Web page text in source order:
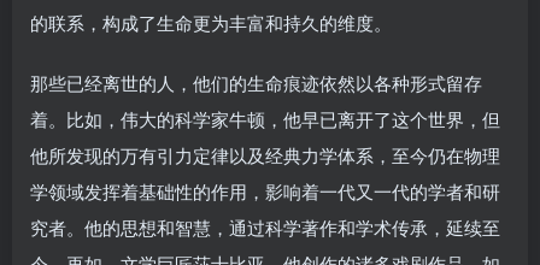
的联系，构成了生命更为丰富和持久的维度。
那些已经离世的人，他们的生命痕迹依然以各种形式留存
着。比如，伟大的科学家牛顿，他早已离开了这个世界，但
他所发现的万有引力定律以及经典力学体系，至今仍在物理
学领域发挥着基础性的作用，影响着一代又一代的学者和研
究者。他的思想和智慧，通过科学著作和学术传承，延续至